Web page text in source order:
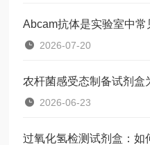
Abcam抗体是实验室中
2026-07-20
2026-06-23
过氧化氢检测试剂盒：如